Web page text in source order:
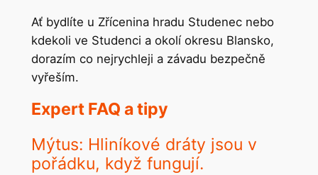
Ať bydlíte u Zřícenina hradu Studenec nebo
kdekoli ve Studenci a okolí okresu Blansko,
dorazím co nejrychleji a závadu bezpečně
vyřeším.
Expert FAQ a tipy
Mýtus: Hliníkové dráty jsou v
pořádku, když fungují.